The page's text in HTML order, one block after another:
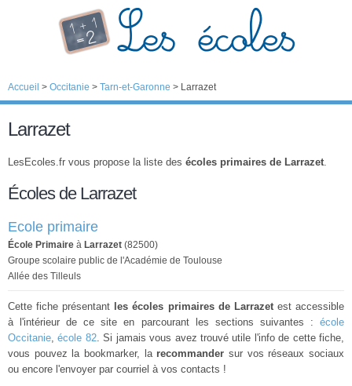
Accueil > Occitanie > Tarn-et-Garonne > Larrazet
Larrazet
LesEcoles.fr vous propose la liste des écoles primaires de Larrazet.
Écoles de Larrazet
Ecole primaire
École Primaire à Larrazet (82500)
Groupe scolaire public de l'Académie de Toulouse
Allée des Tilleuls
Cette fiche présentant les écoles primaires de Larrazetest accessible
à l'intérieur de ce site en parcourant les sections suivantes : école
Occitanie,école 82. Si jamais vous avez trouvé utile l'info de cette fiche,
vous pouvez la bookmarker, la recommander sur vos réseaux sociaux
ou encore l'envoyer par courriel à vos contacts !